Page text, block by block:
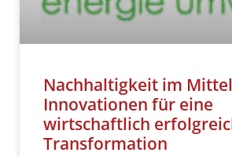
Nachhaltigkeit im
Innovationen für eine
wirtschaftlich
Transformation